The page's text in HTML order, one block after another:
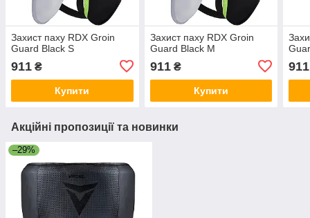
Захист паху RDX Groin
Guard Black S
911 ₴
Купити
Захист паху RDX Groin
Guard Black M
911₴
Купити
911
Акційні пропозиції та новинки
–29%